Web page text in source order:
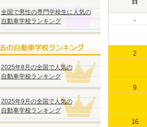
全国で男性の専門学校生に人気の
自動車学校ランキング
2025年8月の全国で人気の
自動車学校ランキング
2025年9月の全国で人気の
自動車学校ランキング
-
2
9
16